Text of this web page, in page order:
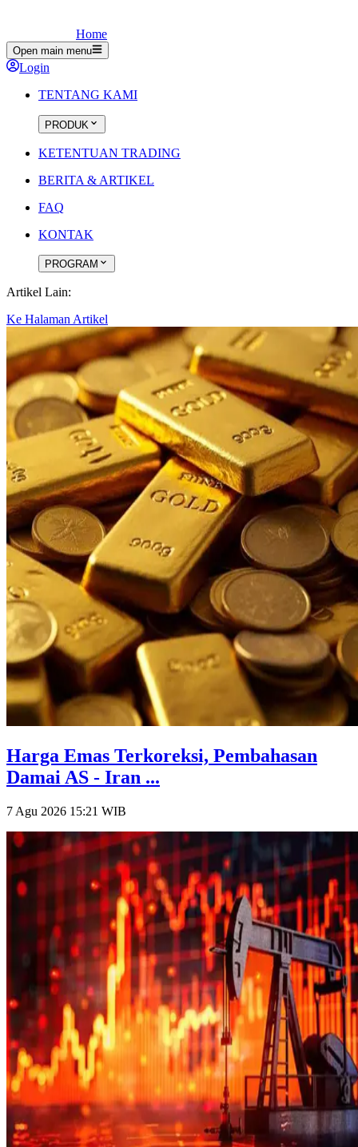
Home
Open main menu
Login
TENTANG KAMI
PRODUK
KETENTUAN TRADING
BERITA & ARTIKEL
FAQ
KONTAK
PROGRAM
Artikel Lain:
Ke Halaman Artikel
Harga Emas Terkoreksi, Pembahasan
Damai AS - Iran ...
7 Agu 2026 15:21 WIB